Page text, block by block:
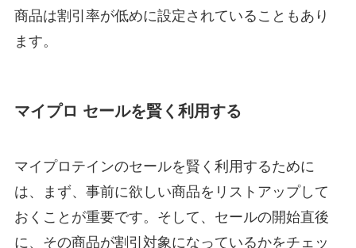
商品は割引率が低めに設定されていることもあり
ます。
マイプロ セールを賢く利用する
マイプロテインのセールを賢く利用するために
は、まず、事前に欲しい商品をリストアップして
おくことが重要です。そして、セールの開始直後
に、その商品が割引対象になっているかをチェッ